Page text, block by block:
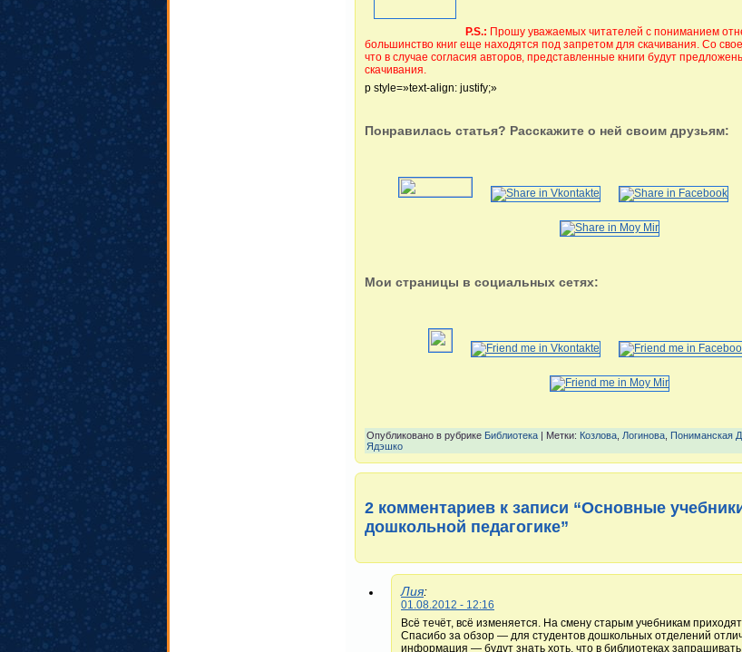
P.S.: Прошу уважаемых читателей с пониманием
большинство книг еще находятся под запретом для скачивания. Со
что в случае согласия авторов, представленные книги будут
скачивания.
p style=»text-align: justify;»
Понравилась статья? Расскажите о ней своим друзьям:
Мои страницы в социальных сетях:
Опубликовано в рубрике Библиотека | Метки: Козлова Логинова Пониманская
Ядэшко
2 комментариев к записи “Основные
дошкольной педагогике”
Лия:
01.08.2012 - 12:16
Всё течёт, всё изменяется. На смену старым учебникам
Спасибо за обзор — для студентов дошкольных отделений
информация — будут знать хоть, что в библиотеках